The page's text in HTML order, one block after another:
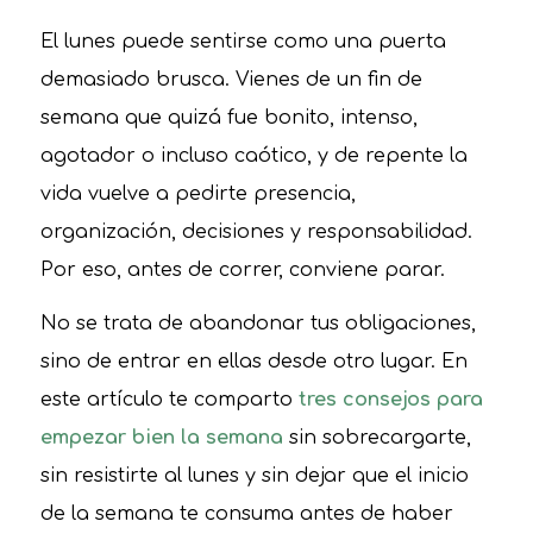
El lunes puede sentirse como una puerta
demasiado brusca. Vienes de un fin de
semana que quizá fue bonito, intenso,
agotador o incluso caótico, y de repente la
vida vuelve a pedirte presencia,
organización, decisiones y responsabilidad.
Por eso, antes de correr, conviene parar.
No se trata de abandonar tus obligaciones,
sino de entrar en ellas desde otro lugar. En
este artículo te comparto tres consejos para
empezar bien la semana sin sobrecargarte,
sin resistirte al lunes y sin dejar que el inicio
de la semana te consuma antes de haber